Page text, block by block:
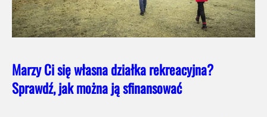
Marzy Ci się własna działka rekreacyjna?
Sprawdź, jak można ją sfinansować